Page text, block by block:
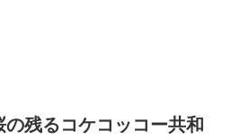
残るコケコッコー共和